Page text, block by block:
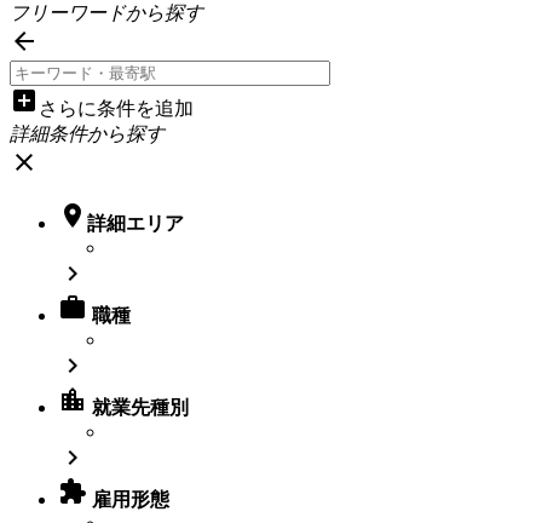
フリーワードから探す

add_box さらに条件を追加
詳細条件から探す
close
 詳細エリア

 職種

location_city 就業先種別

 雇用形態